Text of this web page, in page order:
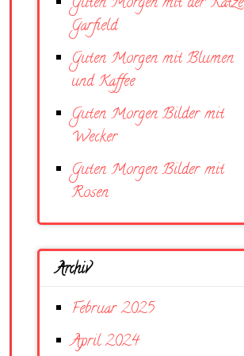
Garfield
Guten Morgen mit Blumen
und Kaffee
Guten Morgen Bilder mit
Wecker
Guten Morgen Bilder mit
Rosen
Archiv
Februar 2025
April 2024